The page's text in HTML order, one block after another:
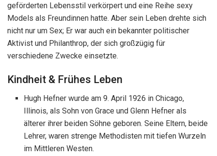
geförderten Lebensstil verkörpert und eine Reihe sexy
Models als Freundinnen hatte. Aber sein Leben drehte sich
nicht nur um Sex; Er war auch ein bekannter politischer
Aktivist und Philanthrop, der sich großzügig für
verschiedene Zwecke einsetzte.
Kindheit & Frühes Leben
Hugh Hefner wurde am 9. April 1926 in Chicago,
Illinois, als Sohn von Grace und Glenn Hefner als
älterer ihrer beiden Söhne geboren. Seine Eltern, beide
Lehrer, waren strenge Methodisten mit tiefen Wurzeln
im Mittleren Westen.